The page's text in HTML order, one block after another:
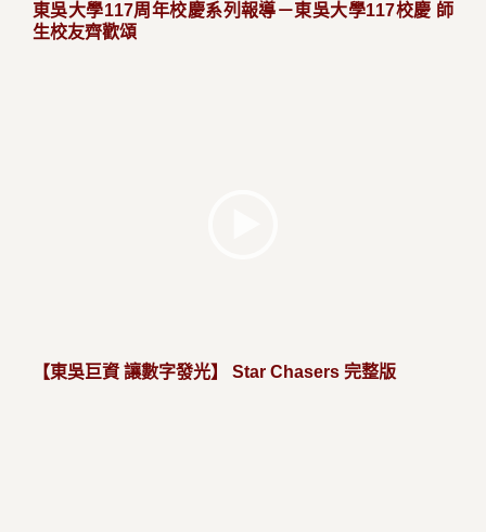
東吳大學117周年校慶系列報導－東吳大學117校慶 師
生校友齊歡頌
【東吳巨資 讓數字發光】 Star Chasers 完整版